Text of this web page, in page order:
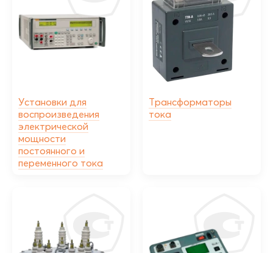
Установки для
воспроизведения
электрической
мощности
постоянного и
переменного тока
Трансформаторы
тока